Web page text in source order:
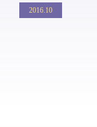
2016.10